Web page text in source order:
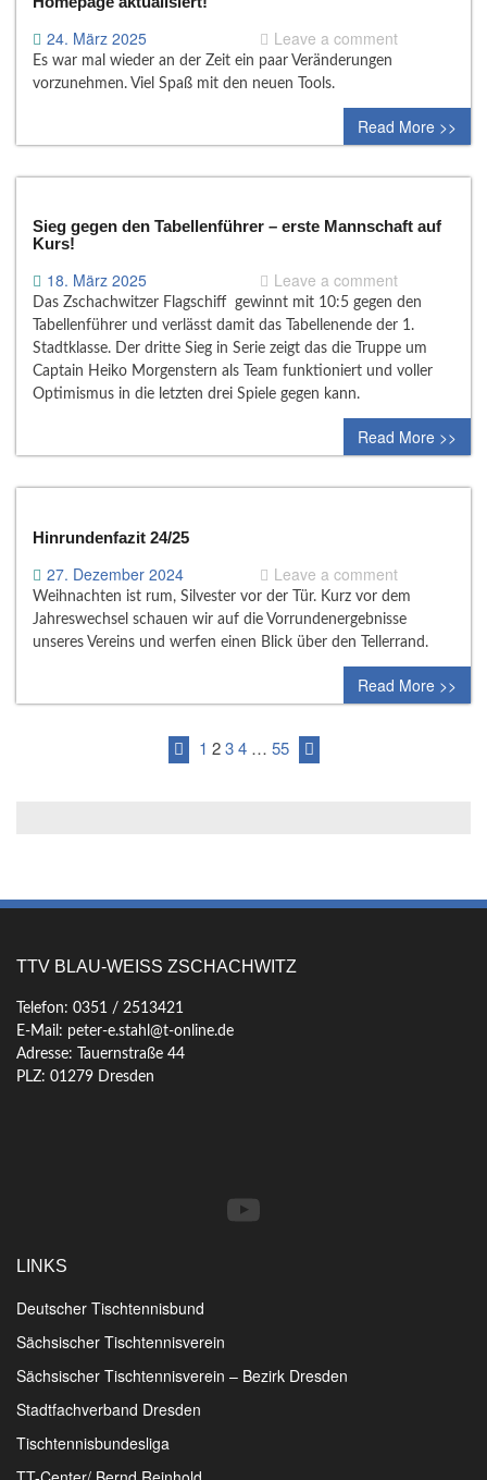
24. März 2025 Leave a comment
Es war mal wieder an der Zeit ein paar Veränderungen
vorzunehmen. Viel Spaß mit den neuen Tools.
Read More >>
Sieg gegen den Tabellenführer – erste Mannschaft auf
Kurs!
18. März 2025 Leave a comment
Das Zschachwitzer Flagschiff gewinnt mit 10:5 gegen den
Tabellenführer und verlässt damit das Tabellenende der 1.
Stadtklasse. Der dritte Sieg in Serie zeigt das die Truppe um
Captain Heiko Morgenstern als Team funktioniert und voller
Optimismus in die letzten drei Spiele gegen kann.
Read More >>
Hinrundenfazit 24/25
27. Dezember 2024 Leave a comment
Weihnachten ist rum, Silvester vor der Tür. Kurz vor dem
Jahreswechsel schauen wir auf die Vorrundenergebnisse
unseres Vereins und werfen einen Blick über den Tellerrand.
Read More >>
1 2 3 4 … 55
TTV BLAU-WEISS ZSCHACHWITZ
Telefon: 0351 / 2513421
E-Mail: peter-e.stahl@t-online.de
Adresse: Tauernstraße 44
PLZ: 01279 Dresden
YouTube
LINKS
Deutscher Tischtennisbund
Sächsischer Tischtennisverein
Sächsischer Tischtennisverein – Bezirk Dresden
Stadtfachverband Dresden
Tischtennisbundesliga